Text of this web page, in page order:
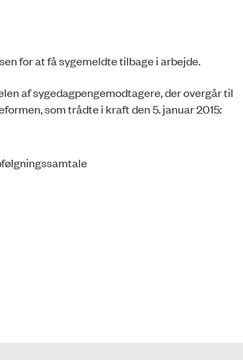
for at få sygemeldte tilbage i arbejde.
af sygedagpengemodtagere, der overgår til
som trådte i kraft den 5. januar 2015: